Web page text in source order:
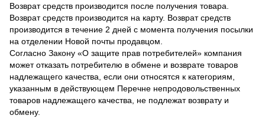
Возврат средств производится после получения товара.
Возврат средств производится на карту. Возврат средств
производится в течение 2 дней с момента получения посылки
на отделении Новой почты продавцом.
Согласно Закону «О защите прав потребителей» компания
может отказать потребителю в обмене и возврате товаров
надлежащего качества, если они относятся к категориям,
указанным в действующем Перечне непродовольственных
товаров надлежащего качества, не подлежат возврату и
обмену.